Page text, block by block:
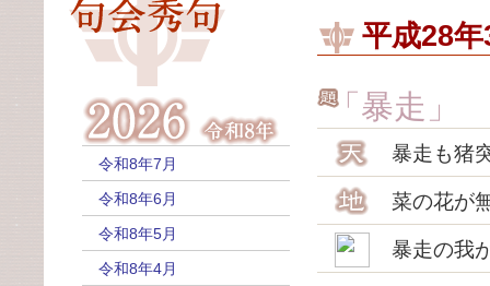
令和8年7月
令和8年6月
令和8年5月
令和8年4月
平成28
「暴走」
暴走も猪
菜の花が
暴走の我